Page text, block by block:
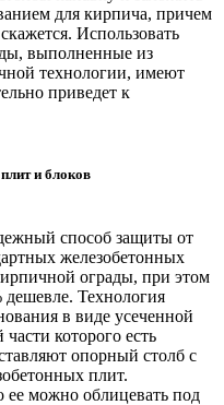
для кирпича, причем
Использовать
выполненные из
технологии, имеют
приведет к
и блоков
способ защиты от
железобетонных
ограды, при этом
Технология
в виде усеченной
которого есть
опорный столб с
плит.
ее можно облицевать под